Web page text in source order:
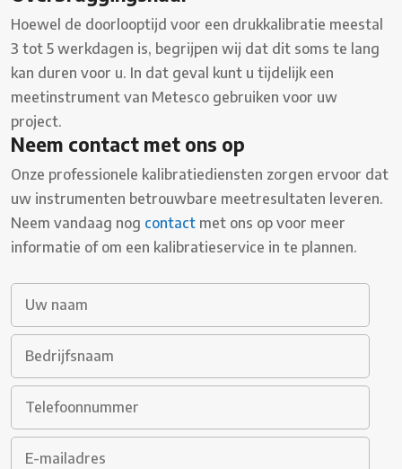
Hoewel de doorlooptijd voor een drukkalibratie meestal
3 tot 5 werkdagen is, begrijpen wij dat dit soms te lang
kan duren voor u. In dat geval kunt u tijdelijk een
meetinstrument van Metesco gebruiken voor uw
project.
Neem contact met ons op
Onze professionele kalibratiediensten zorgen ervoor dat
uw instrumenten betrouwbare meetresultaten leveren.
Neem vandaag nog contact met ons op voor meer
informatie of om een kalibratieservice in te plannen.